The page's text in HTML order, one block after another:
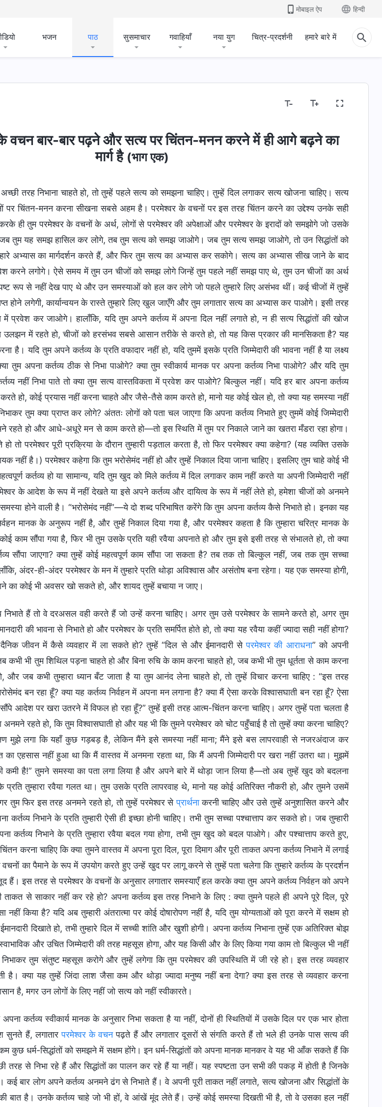
मोबाइल ऐप हिन्दी
भजन पाठ सुसमाचार गवाहियाँ नया युग चित्र-प्रदर्शनी हमारे बारे में
वचन बार-बार पढ़ने और सत्य पर चिंतन-मनन करने में ही आगे बढ़ने का
मार्ग है (भाग एक)
तरह निभाना चाहते हो, तो तुम्हें पहले सत्य को समझना चाहिए। तुम्हें दिल लगाकर सत्य खोजना चाहिए। सत्य
पर चिंतन-मनन करना सीखना सबसे अहम है। परमेश्वर के वचनों पर इस तरह चिंतन करने का उद्देश्य उनके सही
ही तुम परमेश्वर के वचनों के अर्थ, लोगों से परमेश्वर की अपेक्षाओं और परमेश्वर के इरादों को समझोगे जो उसके
तुम यह समझ हासिल कर लोगे, तब तुम सत्य को समझ जाओगे। जब तुम सत्य समझ जाओगे, तो उन सिद्धांतों को
अभ्यास का मार्गदर्शन करते हैं, और फिर तुम सत्य का अभ्यास कर सकोगे। सत्य का अभ्यास सीख जाने के बाद
करने लगोगे। ऐसे समय में तुम उन चीजों को समझ लोगे जिन्हें तुम पहले नहीं समझ पाए थे, तुम उन चीजों का अर्थ
रूप से नहीं देख पाए थे और उन समस्याओं को हल कर लोगे जो पहले तुम्हारे लिए असंभव थीं। कई चीजों में तुम्हें
होने लगेगी, कार्यान्वयन के रास्ते तुम्हारे लिए खुल जाएँगे और तुम लगातार सत्य का अभ्यास कर पाओगे। इसी तरह
में प्रवेश कर जाओगे। हालाँकि, यदि तुम अपने कर्तव्य में अपना दिल नहीं लगाते हो, न ही सत्य सिद्धांतों की खोज
उलझन में रहते हो, चीजों को हरसंभव सबसे आसान तरीके से करते हो, तो यह किस प्रकार की मानसिकता है? यह
है। यदि तुम अपने कर्तव्य के प्रति वफादार नहीं हो, यदि तुममें इसके प्रति जिम्मेदारी की भावना नहीं है या लक्ष्य
तुम अपना कर्तव्य ठीक से निभा पाओगे? क्या तुम स्वीकार्य मानक पर अपना कर्तव्य निभा पाओगे? और यदि तुम
नहीं निभा पाते तो क्या तुम सत्य वास्तविकता में प्रवेश कर पाओगे? बिल्कुल नहीं। यदि हर बार अपना कर्तव्य
करते हो, कोई प्रयास नहीं करना चाहते और जैसे-तैसे काम करते हो, मानो यह कोई खेल हो, तो क्या यह समस्या नहीं
तुम क्या प्राप्त कर लोगे? अंततः लोगों को पता चल जाएगा कि अपना कर्तव्य निभाते हुए तुममें कोई जिम्मेदारी
रहते हो और आधे-अधूरे मन से काम करते हो—तो इस स्थिति में तुम पर निकाले जाने का खतरा मँडरा रहा होगा।
तो परमेश्वर पूरी प्रक्रिया के दौरान तुम्हारी पड़ताल करता है, तो फिर परमेश्वर क्या कहेगा? (यह व्यक्ति उसके
है।) परमेश्वर कहेगा कि तुम भरोसेमंद नहीं हो और तुम्हें निकाल दिया जाना चाहिए। इसलिए तुम चाहे कोई भी
कर्तव्य हो या सामान्य, यदि तुम खुद को मिले कर्तव्य में दिल लगाकर काम नहीं करते या अपनी जिम्मेदारी नहीं
के आदेश के रूप में नहीं देखते या इसे अपने कर्तव्य और दायित्व के रूप में नहीं लेते हो, हमेशा चीजों को अनमने
होने वाली है। “भरोसेमंद नहीं”—ये दो शब्द परिभाषित करेंगे कि तुम अपना कर्तव्य कैसे निभाते हो। इनका यह
मानक के अनुरूप नहीं है, और तुम्हें निकाल दिया गया है, और परमेश्वर कहता है कि तुम्हारा चरित्र मानक के
काम सौंपा गया है, फिर भी तुम उसके प्रति यही रवैया अपनाते हो और तुम इसे इसी तरह से संभालते हो, तो क्या
सौंपा जाएगा? क्या तुम्हें कोई महत्वपूर्ण काम सौंपा जा सकता है? तब तक तो बिल्कुल नहीं, जब तक तुम सच्चा
अंदर-ही-अंदर परमेश्वर के मन में तुम्हारे प्रति थोड़ा अविश्वास और असंतोष बना रहेगा। यह एक समस्या होगी,
का कोई भी अवसर खो सकते हो, और शायद तुम्हें बचाया न जाए।
निभाते हैं तो वे दरअसल वही करते हैं जो उन्हें करना चाहिए। अगर तुम उसे परमेश्वर के सामने करते हो, अगर तुम
की भावना से निभाते हो और परमेश्वर के प्रति समर्पित होते हो, तो क्या यह रवैया कहीं ज्यादा सही नहीं होगा?
जीवन में कैसे व्यवहार में ला सकते हो? तुम्हें “दिल से और ईमानदारी सेपरमेश्वर की आराधना” को अपनी
कभी भी तुम शिथिल पड़ना चाहते हो और बिना रुचि के काम करना चाहते हो, जब कभी भी तुम धूर्तता से काम करना
जब कभी तुम्हारा ध्यान बँट जाता है या तुम आनंद लेना चाहते हो, तो तुम्हें विचार करना चाहिए : “इस तरह
बन रहा हूँ? क्या यह कर्तव्य निर्वहन में अपना मन लगाना है? क्या मैं ऐसा करके विश्वासघाती बन रहा हूँ? ऐसा
आदेश पर खरा उतरने में विफल हो रहा हूँ?” तुम्हें इसी तरह आत्म-चिंतन करना चाहिए। अगर तुम्हें पता चलता है
रहते हो, कि तुम विश्वासघाती हो और यह भी कि तुमने परमेश्वर को चोट पहुँचाई है तो तुम्हें क्या करना चाहिए?
मुझे लगा कि यहाँ कुछ गड़बड़ है, लेकिन मैंने इसे समस्या नहीं माना; मैंने इसे बस लापरवाही से नजरअंदाज कर
एहसास नहीं हुआ था कि मैं वास्तव में अनमना रहता था, कि मैं अपनी जिम्मेदारी पर खरा नहीं उतरा था। मुझमें
है!” तुमने समस्या का पता लगा लिया है और अपने बारे में थोड़ा जान लिया है—तो अब तुम्हें खुद को बदलना
के प्रति तुम्हारा रवैया गलत था। तुम उसके प्रति लापरवाह थे, मानो यह कोई अतिरिक्त नौकरी हो, और तुमने उसमें
तुम फिर इस तरह अनमने रहते हो, तो तुम्हें परमेश्वर सेप्रार्थनाकरनी चाहिए और उसे तुम्हें अनुशासित करने और
कर्तव्य निभाने के प्रति तुम्हारी ऐसी ही इच्छा होनी चाहिए। तभी तुम सच्चा पश्चात्ताप कर सकते हो। जब तुम्हारी
कर्तव्य निभाने के प्रति तुम्हारा रवैया बदल गया होगा, तभी तुम खुद को बदल पाओगे। और पश्चात्ताप करते हुए,
करना चाहिए कि क्या तुमने वास्तव में अपना पूरा दिल, पूरा दिमाग और पूरी ताकत अपना कर्तव्य निभाने में लगाई
वचनों का पैमाने के रूप में उपयोग करते हुए उन्हें खुद पर लागू करने से तुम्हें पता चलेगा कि तुम्हारे कर्तव्य के प्रदर्शन
हैं। इस तरह से परमेश्वर के वचनों के अनुसार लगातार समस्याएँ हल करके क्या तुम अपने कर्तव्य निर्वहन को अपने
ताकत से साकार नहीं कर रहे हो? अपना कर्तव्य इस तरह निभाने के लिए : क्या तुमने पहले ही अपने पूरे दिल, पूरे
नहीं किया है? यदि अब तुम्हारी अंतरात्मा पर कोई दोषारोपण नहीं है, यदि तुम योग्यताओं को पूरा करने में सक्षम हो
दिखाते हो, तभी तुम्हारे दिल में सच्ची शांति और खुशी होगी। अपना कर्तव्य निभाना तुम्हें एक अतिरिक्त बोझ
और उचित जिम्मेदारी की तरह महसूस होगा, और यह किसी और के लिए किया गया काम तो बिल्कुल भी नहीं
तुम संतुष्ट महसूस करोगे और तुम्हें लगेगा कि तुम परमेश्वर की उपस्थिति में जी रहे हो। इस तरह व्यवहार
है। क्या यह तुम्हें जिंदा लाश जैसा कम और थोड़ा ज्यादा मनुष्य नहीं बना देगा? क्या इस तरह से व्यवहार करना
है, मगर उन लोगों के लिए नहीं जो सत्य को नहीं स्वीकारते।
अपना कर्तव्य स्वीकार्य मानक के अनुसार निभा सकता है या नहीं, दोनों ही स्थितियों में उसके दिल पर एक भार होता
सुनते हैं, लगातारपरमेश्वर के वचनपढ़ते हैं और लगातार दूसरों से संगति करते हैं तो भले ही उनके पास सत्य की
धर्म-सिद्धांतों को समझने में सक्षम होंगे। इन धर्म-सिद्धांतों को अपना मानक मानकर वे यह भी आँक सकते हैं कि
तरह से निभा रहे हैं और सिद्धांतों का पालन कर रहे हैं या नहीं। यह स्पष्टता उन सभी की पकड़ में होती है जिनके
कई बार लोग अपने कर्तव्य अनमने ढंग से निभाते हैं। वे अपनी पूरी ताकत नहीं लगाते, सत्य खोजना और सिद्धांतों के
बात है। उनके कर्तव्य चाहे जो भी हों, वे आंखें मूंद लेते हैं। उन्हें कोई समस्या दिखती भी है, तो वे उसका हल नहीं